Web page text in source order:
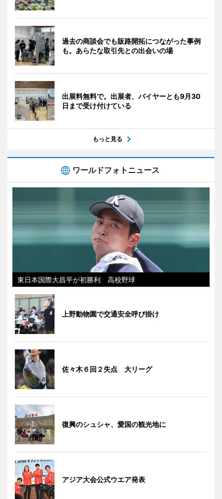
過去の商談会でも販路開拓につながった事例
も。あらたな取引先との出会いの場
出展料無料で。出展者、バイヤーとも9月30
日まで受け付けている
もっと見る
ワールドフォトニュース
東日本国際大昌平が初勝利 高校野球
上野動物園で交通安全呼び掛け
佐々木６回２失点 大リーグ
復興のシュシャ、愛国の観光地に
アジア大会公式ウエア発表